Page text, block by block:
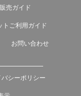
売ガイド
トご利用ガイド
お問い合わせ
バシーポリシー